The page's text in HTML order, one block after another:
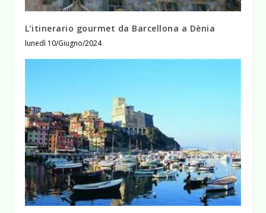
L’itinerario gourmet da Barcellona a Dènia
lunedì 10/Giugno/2024